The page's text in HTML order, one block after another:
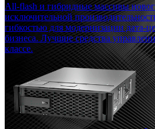
All-flash и гибридные массивы
исключительной
гибкостью для модернизации дата-
бизнеса. Лучшие средства
классе.